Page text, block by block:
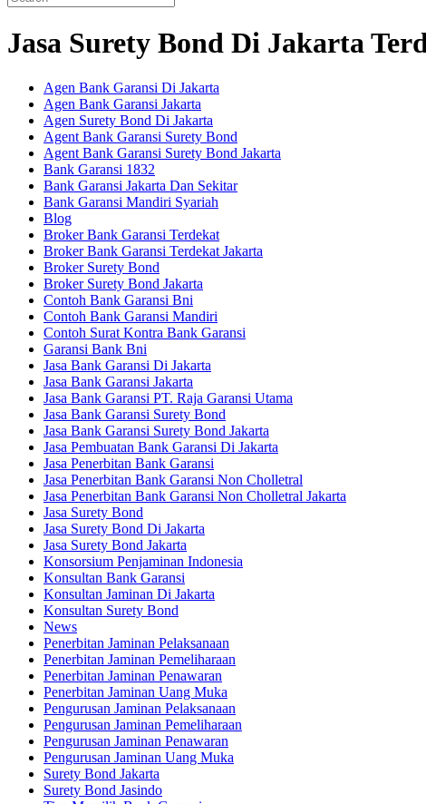
Jasa Surety Bond Di Jakarta
Agen Bank Garansi Di Jakarta
Agen Bank Garansi Jakarta
Agen Surety Bond Di Jakarta
Agent Bank Garansi Surety Bond
Agent Bank Garansi Surety Bond Jakarta
Bank Garansi 1832
Bank Garansi Jakarta Dan Sekitar
Bank Garansi Mandiri Syariah
Blog
Broker Bank Garansi Terdekat
Broker Bank Garansi Terdekat Jakarta
Broker Surety Bond
Broker Surety Bond Jakarta
Contoh Bank Garansi Bni
Contoh Bank Garansi Mandiri
Contoh Surat Kontra Bank Garansi
Garansi Bank Bni
Jasa Bank Garansi Di Jakarta
Jasa Bank Garansi Jakarta
Jasa Bank Garansi PT. Raja Garansi Utama
Jasa Bank Garansi Surety Bond
Jasa Bank Garansi Surety Bond Jakarta
Jasa Pembuatan Bank Garansi Di Jakarta
Jasa Penerbitan Bank Garansi
Jasa Penerbitan Bank Garansi Non Cholletral
Jasa Penerbitan Bank Garansi Non Cholletral Jakarta
Jasa Surety Bond
Jasa Surety Bond Di Jakarta
Jasa Surety Bond Jakarta
Konsorsium Penjaminan Indonesia
Konsultan Bank Garansi
Konsultan Jaminan Di Jakarta
Konsultan Surety Bond
News
Penerbitan Jaminan Pelaksanaan
Penerbitan Jaminan Pemeliharaan
Penerbitan Jaminan Penawaran
Penerbitan Jaminan Uang Muka
Pengurusan Jaminan Pelaksanaan
Pengurusan Jaminan Pemeliharaan
Pengurusan Jaminan Penawaran
Pengurusan Jaminan Uang Muka
Surety Bond Jakarta
Surety Bond Jasindo